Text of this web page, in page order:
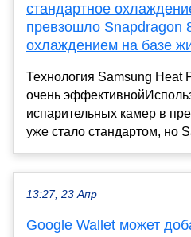
стандартное
превзошло Snapdragon
охлаждением на базе
Технология Samsung Heat
очень
испарительных камер в
уже стало стандартом, но
13:27, 23 Апр
Google Wallet может